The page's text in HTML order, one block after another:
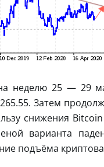
неделю 25 — 29
Затем
снижения
варианта
подъёма